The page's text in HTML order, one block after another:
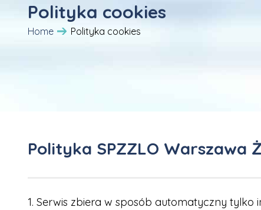
Polityka cookies
Home Polityka cookies
Polityka SPZZLO
1. Serwis zbiera w sposób automatyczny